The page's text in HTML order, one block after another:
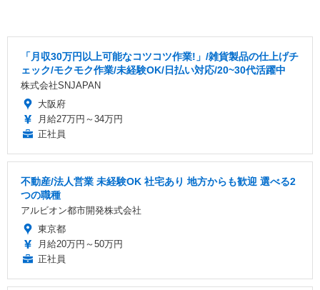
「月収30万円以上可能なコツコツ作業!」/雑貨製品の仕上げチ
ェック/モクモク作業/未経験OK/日払い対応/20~30代活躍中
株式会社SNJAPAN
大阪府
月給27万円～34万円
正社員
不動産/法人営業 未経験OK 社宅あり 地方からも歓迎 選べる2
つの職種
アルビオン都市開発株式会社
東京都
月給20万円～50万円
正社員